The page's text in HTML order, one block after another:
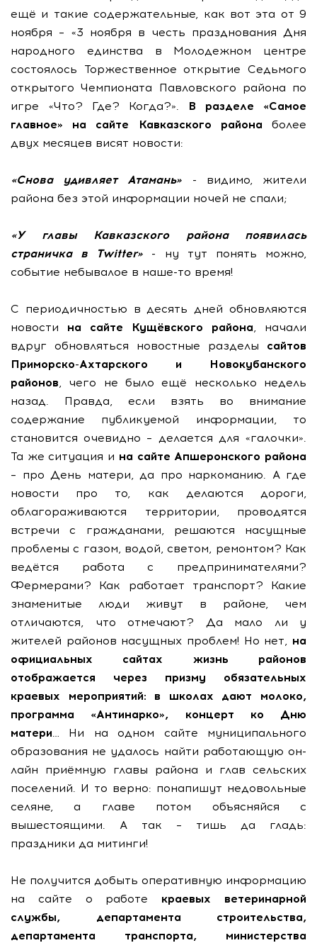
ещё и такие содержательные, как вот эта от 9
ноября – «3 ноября в честь празднования Дня
народного единства в Молодежном центре
состоялось Торжественное открытие Седьмого
открытого Чемпионата Павловского района по
игре «Что? Где? Когда?».
В разделе «Самое
главное» на сайте Кавказского района более
двух месяцев висят новости:
«Снова удивляет Атамань» - видимо, жители
района без этой информации ночей не спали;
«У главы Кавказского района появилась
страничка в Twitter» - ну тут понять можно,
событие небывалое в наше-то время!
С периодичностью в десять дней обновляются
новости на сайте Кущёвского района, начали
вдруг обновляться новостные разделы сайтов
Приморско-Ахтарского и Новокубанского
районов, чего не было ещё несколько недель
назад. Правда, если взять во внимание
содержание публикуемой информации, то
становится очевидно – делается для «галочки».
Та же ситуация и на сайте Апшеронского района
– про День матери, да про наркоманию. А где
новости про то, как делаются дороги,
облагораживаются территории, проводятся
встречи с гражданами, решаются насущные
проблемы с газом, водой, светом, ремонтом? Как
ведётся работа с предпринимателями?
Фермерами? Как работает транспорт? Какие
знаменитые люди живут в районе, чем
отличаются, что отмечают? Да мало ли у
жителей районов насущных проблем! Но нет, на
официальных сайтах жизнь районов
отображается через призму обязательных
краевых мероприятий: в школах дают молоко,
программа «Антинарко», концерт ко Дню
матери… Ни на одном сайте муниципального
образования не удалось найти работающую он-
лайн приёмную главы района и глав сельских
поселений. И то верно: понапишут недовольные
селяне, а главе потом объясняйся с
вышестоящими. А так – тишь да гладь:
праздники да митинги!
Не получится добыть оперативную информацию
на сайте о работе краевых ветеринарной
службы, департамента строительства,
департамента транспорта, министерства